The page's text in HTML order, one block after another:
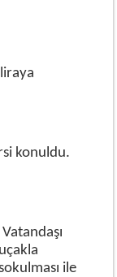
konuldu.
ile